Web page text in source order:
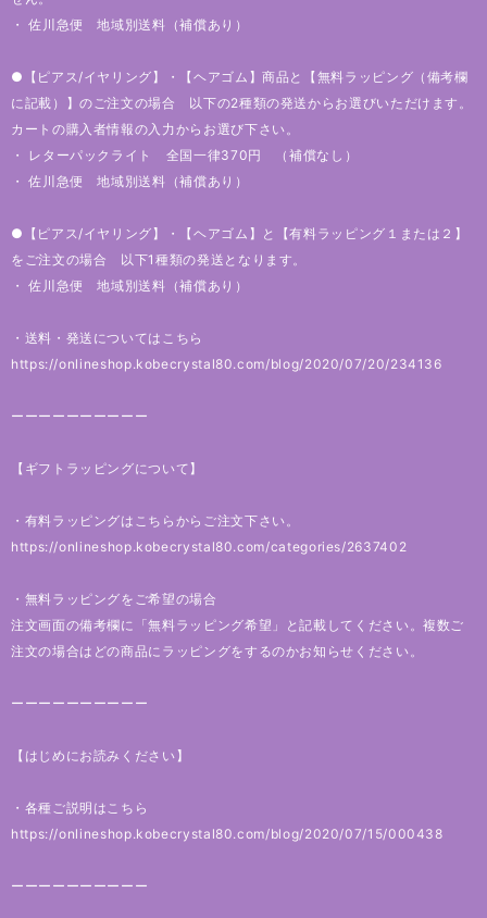
・ 佐川急便 地域別送料（補償あり）
●【ピアス/イヤリング】・【ヘアゴム】商品と【無料ラッピング（備考欄
に記載）】のご注文の場合 以下の2種類の発送からお選びいただけます。
カートの購入者情報の入力からお選び下さい。
・ レターパックライト 全国一律370円 （補償なし）
・ 佐川急便 地域別送料（補償あり）
●【ピアス/イヤリング】・【ヘアゴム】と【有料ラッピング１または２】
をご注文の場合 以下1種類の発送となります。
・ 佐川急便 地域別送料（補償あり）
・送料・発送についてはこちら
https://onlineshop.kobecrystal80.com/blog/2020/07/20/234136
ーーーーーーーーーー
【ギフトラッピングについて】
・有料ラッピングはこちらからご注文下さい。
https://onlineshop.kobecrystal80.com/categories/2637402
・無料ラッピングをご希望の場合
注文画面の備考欄に「無料ラッピング希望」と記載してください。複数ご
注文の場合はどの商品にラッピングをするのかお知らせください。
ーーーーーーーーーー
【はじめにお読みください】
・各種ご説明はこちら
https://onlineshop.kobecrystal80.com/blog/2020/07/15/000438
ーーーーーーーーーー